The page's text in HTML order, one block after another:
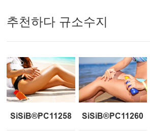
추천하다 규소수지
SiSiB®PC11258 SiSiB®PC11260